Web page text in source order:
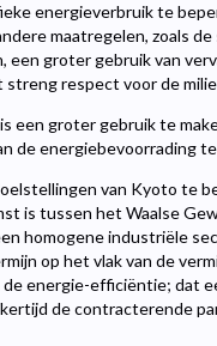
energieverbruik te
maatregelen, zoals
een groter gebruik van
streng respect voor de
een groter gebruik te
de energiebevoorrading
van Kyoto te
is tussen het Waalse
homogene industriële
op het vlak van de
energie-efficiëntie; dat
de contracterende